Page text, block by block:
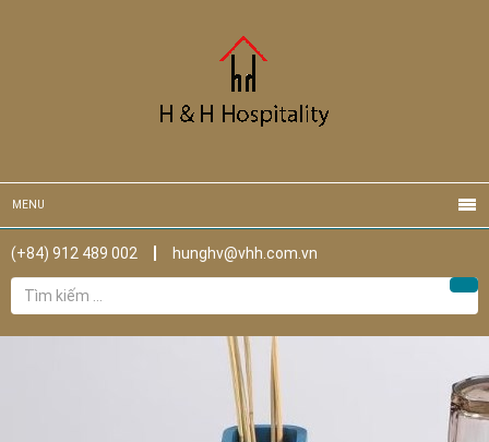
MENU
(+84) 912 489 002
hunghv@vhh.com.vn
Tìm
kiếm
cho: